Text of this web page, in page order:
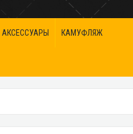
АКСЕССУАРЫ КАМУФЛЯЖ